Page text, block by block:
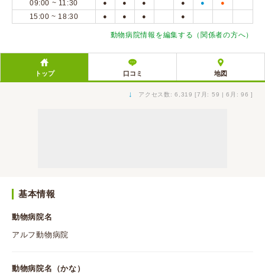
09:00 ~ 11:30
● ● ● ● ● ●
15:00 ~ 18:30 ● ● ● ●
動物病院情報を編集する（関係者の方へ）
トップ 口コミ 地図
↓ アクセス数: 6,319 [7月: 59 | 6月: 96 ]
基本情報
動物病院名
アルフ動物病院
動物病院名（かな）